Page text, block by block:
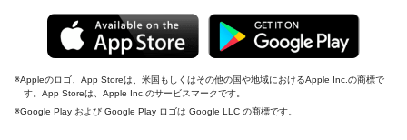
Appleのロゴ、App Storeは、米国もしくはその他の国や地域におけるApple Inc.の商標で
す。App Storeは、Apple Inc.のサービスマークです。
Google Play および Google Play ロゴは Google LLC の商標です。